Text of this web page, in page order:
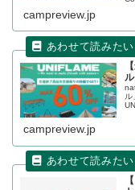
campreview.jp
ル
campreview.jp